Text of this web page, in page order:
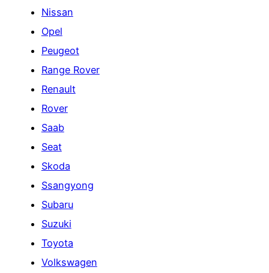
Nissan
Opel
Peugeot
Range Rover
Renault
Rover
Saab
Seat
Skoda
Ssangyong
Subaru
Suzuki
Toyota
Volkswagen